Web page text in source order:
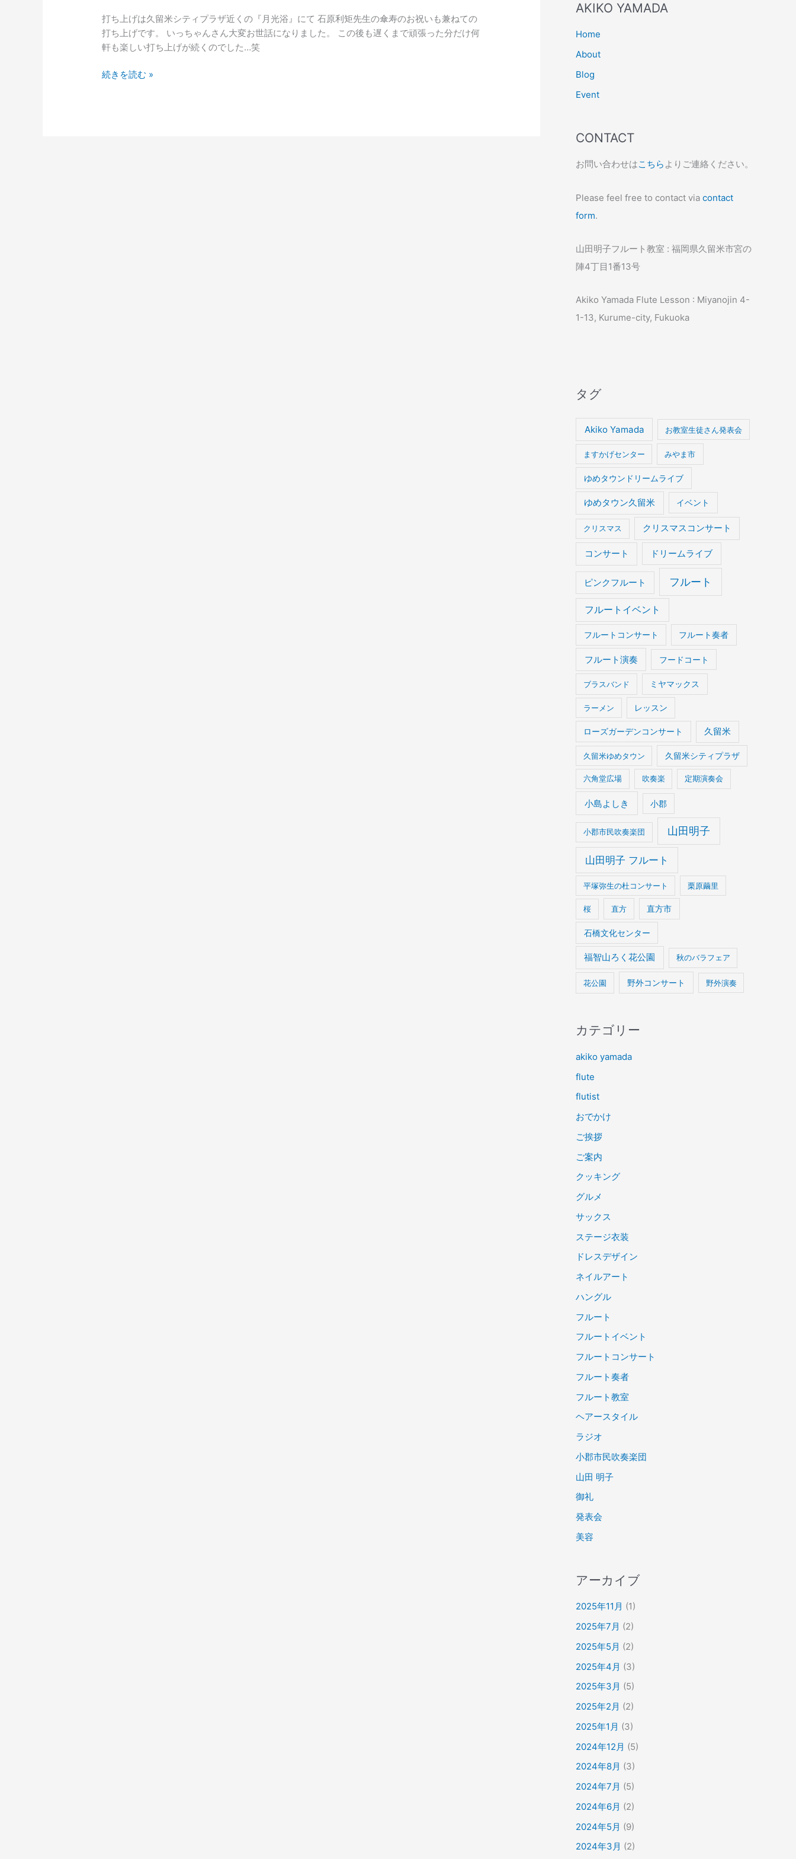
打ち上げは久留米シティプラザ近くの『月光浴』にて 石原利矩先生の傘寿のお祝いも兼ねての
打ち上げです。 いっちゃんさん大変お世話になりました。 この後も遅くまで頑張った分だけ何
軒も楽しい打ち上げが続くのでした…笑
ン
サ
ー
打
続きを読む »
AKIKO YAMADA
Home
About
Blog
Event
CONTACT
お問い合わせはこちら よりご連絡ください。
Please feel free to contact via contact
form.
山田明子フルート教室 : 福岡県久留米市宮の
陣4丁目1番13号
Akiko Yamada Flute Lesson : Miyanojin 4-
1-13, Kurume-city, Fukuoka
タグ
Akiko Yamada お教室生徒さん発表会
ますかげセンター みやま市
ゆめタウンドリームライブ
ゆめタウン久留米 イベント
クリスマス クリスマスコンサート
コンサート ドリームライブ
ピンクフルート フルート
フルートイベント
フルートコンサート フルート奏者
フルート演奏 フードコート
ブラスバンド ミヤマックス
ラーメン レッスン
ローズガーデンコンサート 久留米
久留米ゆめタウン 久留米シティプラザ
六角堂広場 吹奏楽 定期演奏会
小島よしき 小郡
小郡市民吹奏楽団 山田明子
山田明子 フルート
平塚弥生の杜コンサート 栗原繭里
桜 直方 直方市
石橋文化センター
福智山ろく花公園 秋のバラフェア
花公園 野外コンサート 野外演奏
カテゴリー
akiko yamada
flute
flutist
おでかけ
ご挨拶
ご案内
クッキング
グルメ
サックス
ステージ衣装
ドレスデザイン
ネイルアート
ハングル
フルート
フルートイベント
フルートコンサート
フルート奏者
フルート教室
ヘアースタイル
ラジオ
小郡市民吹奏楽団
山田 明子
御礼
発表会
美容
アーカイブ
2025年11月 (1)
2025年7月 (2)
2025年5月 (2)
2025年4月 (3)
2025年3月 (5)
2025年2月 (2)
2025年1月 (3)
2024年12月 (5)
2024年8月 (3)
2024年7月 (5)
2024年6月 (2)
2024年5月 (9)
2024年3月 (2)